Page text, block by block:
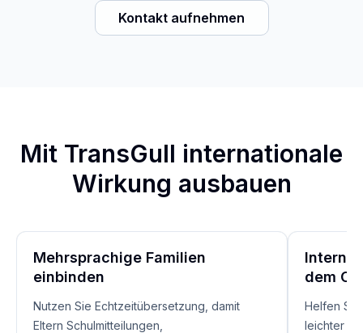
Kontakt aufnehmen
Mit TransGull internationale
Wirkung ausbauen
Mehrsprachige Familien
einbinden
Nutzen Sie Echtzeitübersetzung, damit
Eltern Schulmitteilungen,
dem
Helfen
leichter an